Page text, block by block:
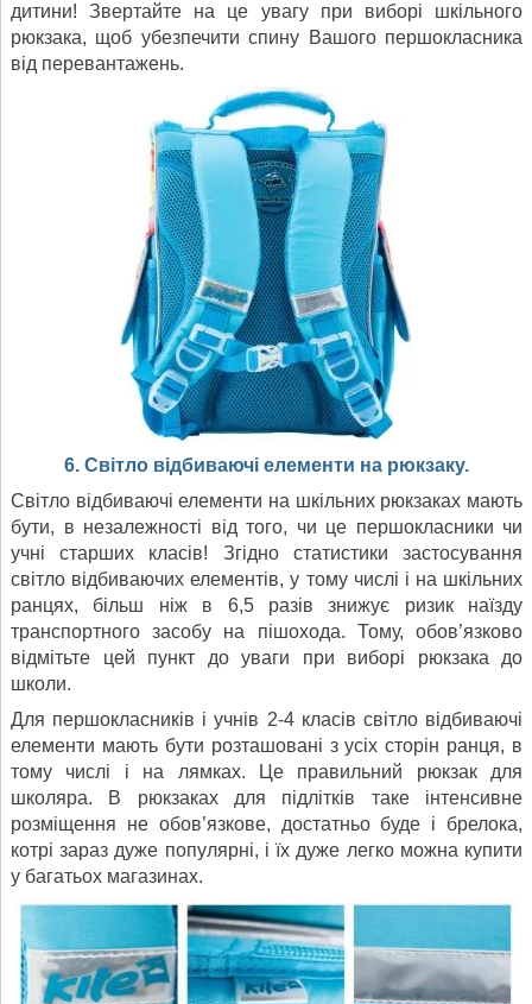
дитини! Звертайте на це увагу при виборі шкільного
рюкзака, щоб убезпечити спину Вашого першокласника
від перевантажень.
6. Світло відбиваючі елементи на рюкзаку.
Світло відбиваючі елементи на шкільних рюкзаках мають
бути, в незалежності від того, чи це першокласники чи
учні старших класів! Згідно статистики застосування
світло відбиваючих елементів, у тому числі і на шкільних
ранцях, більш ніж в 6,5 разів знижує ризик наїзду
транспортного засобу на пішохода. Тому, обов’язково
відмітьте цей пункт до уваги при виборі рюкзака до
школи.
Для першокласників і учнів 2-4 класів світло відбиваючі
елементи мають бути розташовані з усіх сторін ранця, в
тому числі і на лямках. Це правильний рюкзак для
школяра. В рюкзаках для підлітків таке інтенсивне
розміщення не обов’язкове, достатньо буде і брелока,
котрі зараз дуже популярні, і їх дуже легко можна купити
у багатьох магазинах.